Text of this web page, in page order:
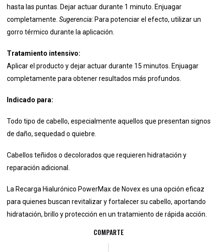
hasta las puntas. Dejar actuar durante 1 minuto. Enjuagar
completamente. Sugerencia:Para potenciar el efecto, utilizar un
gorro térmico durante la aplicación.​
Tratamiento intensivo:
Aplicar el producto y dejar actuar durante 15 minutos. Enjuagar
completamente para obtener resultados más profundos. ​
Indicado para:
Todo tipo de cabello, especialmente aquellos que presentan signos
de daño, sequedad o quiebre.​
Cabellos teñidos o decolorados que requieren hidratación y
reparación adicional.
La Recarga Hialurónico PowerMax de Novex es una opción eficaz
para quienes buscan revitalizar y fortalecer su cabello, aportando
hidratación, brillo y protección en un tratamiento de rápida acción.
COMPARTE